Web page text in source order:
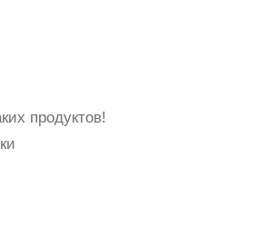
продуктов!